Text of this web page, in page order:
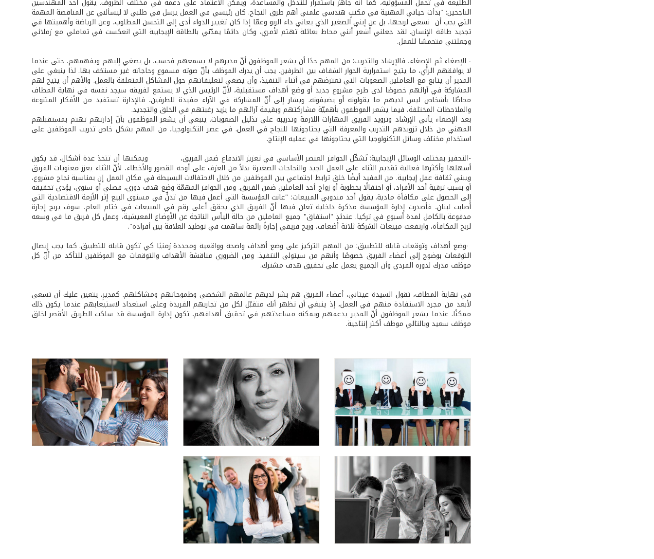
الطليعة في تحمل المسؤولية، كما أنّه جاهز باستمرار للتدخل والمساعدة، ويمكن الاعتماد على دعمه في مختلف الظروف. يقول أحد المهندسين
الناجحين: "بدأت حياتي المهنية في مكتبٍ هندسي علمني أهم طرق النجاح. كان رئيسي في العمل يرسل في طلبي لا ليسألني عن المناقصة المهمة
التي يجب أن نسعى لربحها، بل عن إبني الصغير الذي يعاني داء الربو وعمّا إذا كان تغيير الدواء أدى إلى التحسن المطلوب، وعن الرياضة وأهميتها في
تجديد طاقة الإنسان. لقد جعلني أشعر أنني محاط بعائلة تهتم لأمري، وكان دائمًا يمدّني بالطاقة الإيجابية التي انعكست في تعاملي مع زملائي
وجعلتني متحمسًا للعمل.
- الإصغاء ثم الإصغاء، فالإرشاد والتدريب: من المهم جدًا أن يشعر الموظفون أنّ مديرهم لا يسمعهم فحسب، بل يصغي إليهم ويفهمهم، حتى عندما
لا يوافقهم الرأي، ما يتيح استمرارية الحوار الشفاف بين الطرفين. يجب أن يدرك الموظف بأنّ صوته مسموع وحاجاته غير مستخف بها. لذا ينبغي على
المدير أن يتابع مع العاملين الصعوبات التي تعترضهم في أثناء التنفيذ، وأن يصغي لتعليقاتهم حول المشاكل المتعلقة بالعمل. والأهم أن يتيح لهم
المشاركة في آرائهم خصوصًا لدى طرح مشروع جديد أو وضع أهداف مستقبلية، لأنّ الرئيس الذي لا يستمع لفريقه سيجد نفسه في نهاية المطاف
محاطًا بأشخاص ليس لديهم ما يقولونه أو يضيفونه. ويشار إلى أنّ المشاركة في الآراء مفيدة للطرفين، فالإدارة تستفيد من الأفكار المتنوعة
والملاحظات المختلفة، فيما يشعر الموظفون بأهميّة مشاركتهم وبقيمة آرائهم ما يزيد رغبتهم في الخلق والتجديد.
بعد الإصغاء يأتي الإرشاد وتزويد الفريق المهارات اللازمة وتدريبه على تذليل الصعوبات. ينبغي أن يشعر الموظفون بأنّ إدارتهم تهتم بمستقبلهم
المهني من خلال تزويدهم التدريب والمعرفة التي يحتاجونها للنجاح في العمل. في عصر التكنولوجيا، من المهم بشكل خاص تدريب الموظفين على
استخدام مختلف وسائل التكنولوجيا التي يحتاجونها في عملية الإنتاج.
-التحفيز بمختلف الوسائل الإيجابية: تُشكّل الحوافز العنصر الأساسي في تعزيز الاندفاع ضمن الفريق، ويمكنها أن تتخذ عدة أشكال، قد يكون
أسهلها وأكثرها فعالية تقديم الثناء على العمل الجيد والنجاحات الصغيرة بدلاً من العزف على أوجه القصور والأخطاء، لأنّ الثناء يعزز معنويات الفريق
ويبني ثقافة عمل إيجابية. من المفيد أيضًا خلق ترابط اجتماعي بين الموظفين من خلال الاحتفالات البسيطة في مكان العمل إن بمناسبة نجاح مشروع،
أو بسبب ترقية أحد الأفراد، أو احتفالًا بخطوبة أو زواج أحد العاملين ضمن الفريق. ومن الحوافز المهمّة وضع هدف دوري، فصلي أو سنوي، يؤدي تحقيقه
إلى الحصول على مكافأة مادية. يقول أحد مندوبي المبيعات: "عانت المؤسسة التي أعمل فيها من تدنٍّ في مستوى البيع إثر الأزمة الاقتصادية التي
أصابت لبنان، فأصدرت إدارة المؤسسة مذكرة داخلية تعلن فيها أنّ الفريق الذي يحقق أعلى رقم في المبيعات في ختام العام، سوف يربح إجازة
مدفوعة بالكامل لمدة أسبوع في تركيا. عندئذٍ "استفاق" جميع العاملين من حالة اليأس الناتجة عن الأوضاع المعيشية، وعمل كل فريق ما في وسعه
لربح المكافأة، وارتفعت مبيعات الشركة ثلاثة أضعاف، وربح فريقي إجازةً رائعة ساهمت في توطيد العلاقة بين أفراده".
-وضع أهداف وتوقعات قابلة للتطبيق: من المهم التركيز على وضع أهداف واضحة وواقعية ومحددة زمنيًا كي تكون قابلة للتطبيق. كما يجب إيصال
التوقعات بوضوح إلى أعضاء الفريق خصوصًا وأنهم من سيتولى التنفيذ. ومن الضروري مناقشة الأهداف والتوقعات مع الموظفين للتأكد من أنّ كل
موظف مدرك لدوره الفردي وأن الجميع يعمل على تحقيق هدف مشترك.
في نهاية المطاف، تقول السيدة عيتاني، أعضاء الفريق هم بشر لديهم عالمهم الشخصي وطموحاتهم ومشاكلهم. كمديرٍ، يتعين عليك أن تسعى
لأبعد من مجرد الاستفادة منهم في العمل، إذ ينبغي أن تظهر أنك متقبّل لكل من تجاربهم الفريدة وعلى استعداد لاستيعابهم عندما يكون ذلك
ممكنًا. عندما يشعر الموظفون أنّ المدير يدعمهم ويمكنه مساعدتهم في تحقيق أهدافهم، تكون إدارة المؤسسة قد سلكت الطريق الأقصر لخلق
موظف سعيد وبالتالي موظف أكثر إنتاجية.